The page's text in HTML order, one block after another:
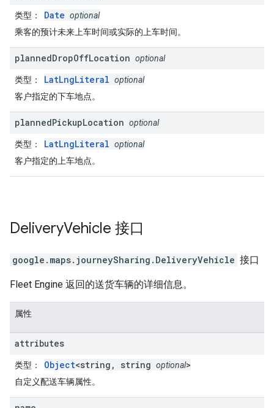
类型 ： Date optional
乘客的预计未来上车时间或实际的上车时间。
plannedDropOffLocation optional
类型 ： LatLngLiteral optional
客户指定的下车地点。
plannedPickupLocation optional
类型 ： LatLngLiteral optional
客户指定的上车地点。
DeliveryVehicle 接口
google.maps.journeySharing . DeliveryVehicle 接口
Fleet Engine 返回的送货车辆的详细信息。
属性
attributes
类型 ： Object<string, string optional>
自定义配送车辆属性。